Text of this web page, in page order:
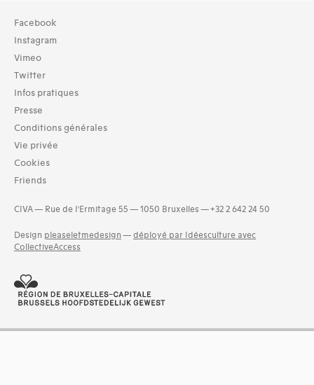
Facebook
Instagram
Vimeo
Twitter
Infos pratiques
Presse
Conditions générales
Vie privée
Cookies
Friends
CIVA — Rue de l’Ermitage 55 — 1050 Bruxelles — +32 2 642 24 50
Design pleaseletmedesign — déployé par Idéesculture avec
CollectiveAccess